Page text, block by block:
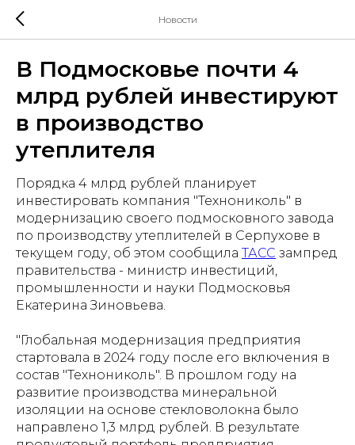
Новости
В Подмосковье почти 4
млрд рублей инвестируют
в производство
утеплителя
Порядка 4 млрд рублей планирует
инвестировать компания "Технониколь" в
модернизацию своего подмосковного завода
по производству утеплителей в Серпухове в
текущем году, об этом сообщила ТАСС зампред
правительства - министр инвестиций,
промышленности и науки Подмосковья
Екатерина Зиновьева.
"Глобальная модернизация предприятия
стартовала в 2024 году после его включения в
состав "Технониколь". В прошлом году на
развитие производства минеральной
изоляции на основе стекловолокна было
направлено 1,3 млрд рублей. В результате